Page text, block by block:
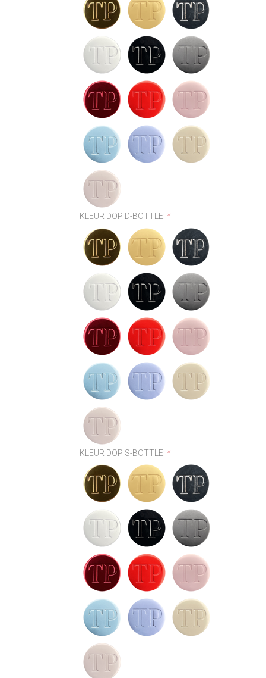
KLEUR DOP D-BOTTLE:*
KLEUR DOP S-BOTTLE:*